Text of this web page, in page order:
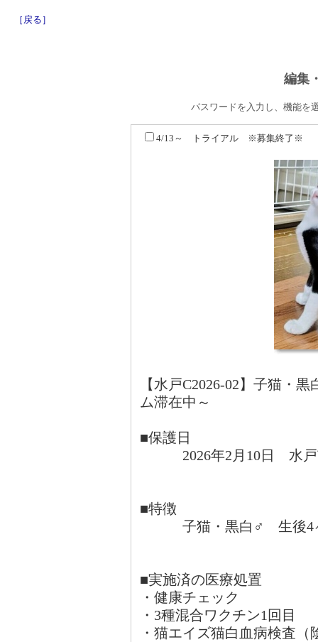
［戻る］
編集
パスワードを入力し、機能を
4/13～ トライアル ※募集終了※
【水戸C2026-02】子猫
ム滞在中～
■保護日
2026年2月10日 水戸
■特徴
子猫・黒白♂ 生後4
■実施済の医療処置
・健康チェック
・3種混合ワクチン1回目
・猫エイズ猫白血病検査（